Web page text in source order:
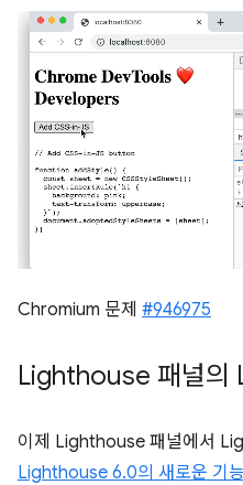
Chromium 문제 #946975
Lighthouse 패널의
이제 Lighthouse 패널에서
Lighthouse 6.0의 새로운 기능